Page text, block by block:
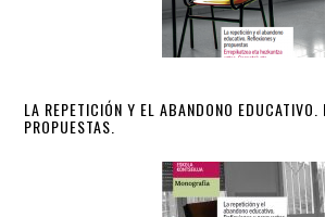
LA REPETICIÓN Y EL ABANDONO EDUCATIVO.
PROPUESTAS.